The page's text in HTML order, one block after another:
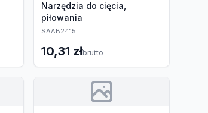
Narzędzia do cięcia,
piłowania
SAAB2415
10,31 złbrutto